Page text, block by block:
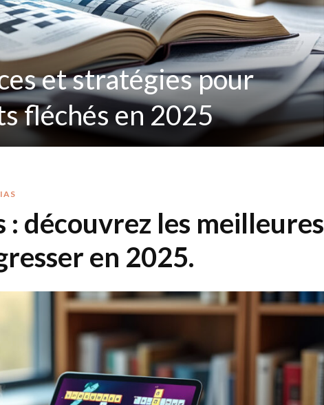
et stratégies pour
fléchés en 2025
: découvrez les meilleures
en 2025.